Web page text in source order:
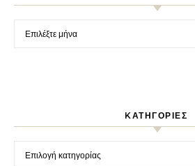
Ιστορικό
KΑΤΗΓΟΡΊΕΣ
Kατηγορίες